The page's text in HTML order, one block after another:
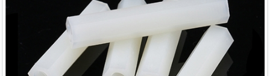
Mã giảm giá: